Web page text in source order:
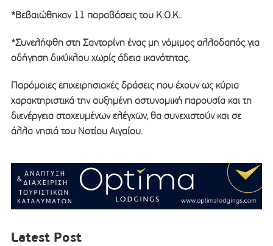
*Βεβαιώθηκαν 11 παραβάσεις του Κ.Ο.Κ..
*Συνελήφθη στη Σαντορίνη ένας μη νόμιμος αλλοδαπός για
οδήγηση δικύκλου χωρίς άδεια ικανότητας.
Παρόμοιες επιχειρησιακές δράσεις που έχουν ως κύρια
χαρακτηριστικά την αυξημένη αστυνομική παρουσία και τη
διενέργεια στοχευμένων ελέγχων, θα συνεχιστούν και σε
άλλα νησιά του Νοτίου Αιγαίου.
Latest Post